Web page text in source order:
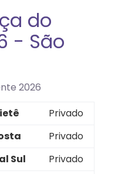
do
- São
Privado
Privado
Sul
Privado